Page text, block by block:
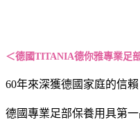
＜德國TITANIA德你雅專業足
60年來深獲德國家庭的信賴
德國專業足部保養用具第